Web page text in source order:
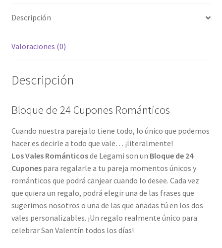
Descripción
Valoraciones (0)
Descripción
Bloque de 24 Cupones Románticos
Cuando nuestra pareja lo tiene todo, lo único que podemos
hacer es decirle a todo que vale… ¡literalmente!
Los Vales Románticosde Legami son un Bloque de 24
Cuponespara regalarle a tu pareja momentos únicos y
románticos que podrá canjear cuando lo desee. Cada vez
que quiera un regalo, podrá elegir una de las frases que
sugerimos nosotros o una de las que añadas tú en los dos
vales personalizables. ¡Un regalo realmente único para
celebrar San Valentín todos los días!